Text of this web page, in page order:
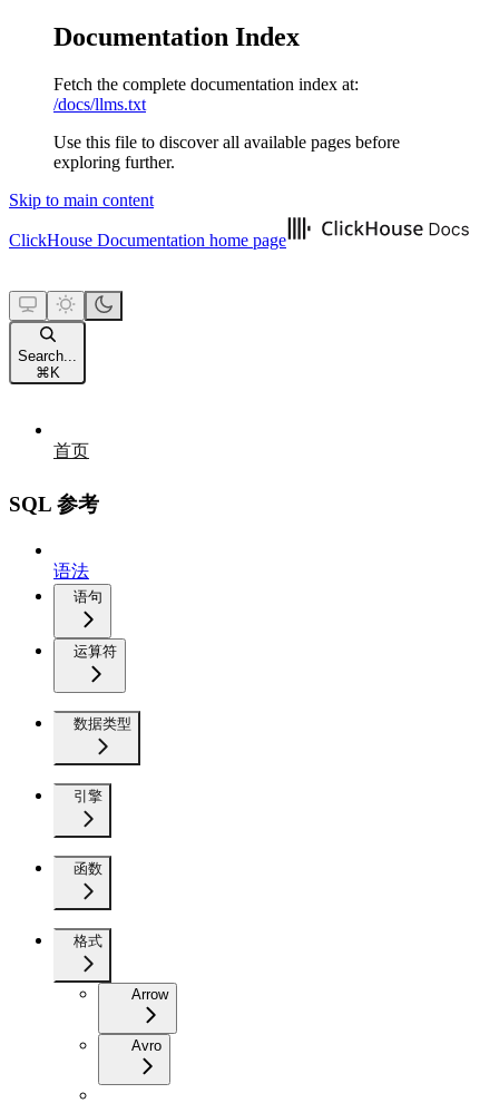
Documentation Index
Fetch the complete documentation index at:
/docs/llms.txt
Use this file to discover all available pages before
exploring further.
Skip to main content
ClickHouse Documentation home page
Search...
⌘ K
首页
SQL 参考
语法
语句
运算符
数据类型
引擎
函数
格式
Arrow
Avro